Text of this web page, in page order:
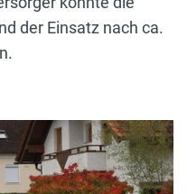
der Einsatz nach ca.